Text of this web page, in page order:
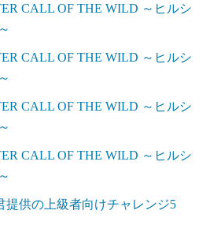
CALL OF THE WILD ～ヒルシ
CALL OF THE WILD ～ヒルシ
CALL OF THE WILD ～ヒルシ
CALL OF THE WILD ～ヒルシ
提供の上級者向けチャレンジ5